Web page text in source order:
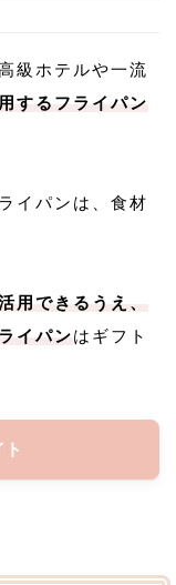
級ホテルや一流
するフライパン
イパンは、食材
用できるうえ、
イパンはギフト